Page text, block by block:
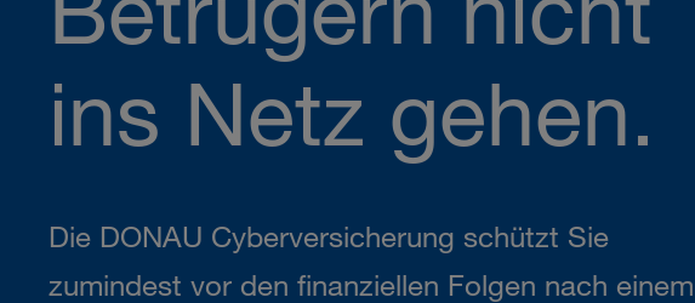
ins Netz gehen.
Die DONAU Cyberversicherung schützt Sie
zumindest vor den finanziellen Folgen nach einem